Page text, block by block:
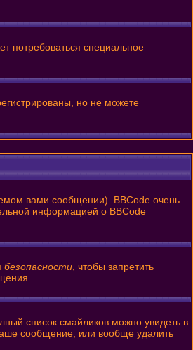
потребоваться специальное
но не можете
вами сообщении). BBCode очень
информацией о BBCode
безопасности , чтобы запретить
список смайликов можно увидеть в
сообщение, или вообще удалить